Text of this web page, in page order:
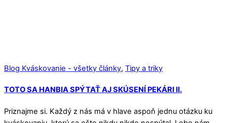
Blog Kváskovanie - všetky články, Tipy a triky
TOTO SA HANBIA SPÝTAŤ AJ SKÚSENÍ PEKÁRI II.
Priznajme si. Každý z nás má v hlave aspoň jednu otázku ku